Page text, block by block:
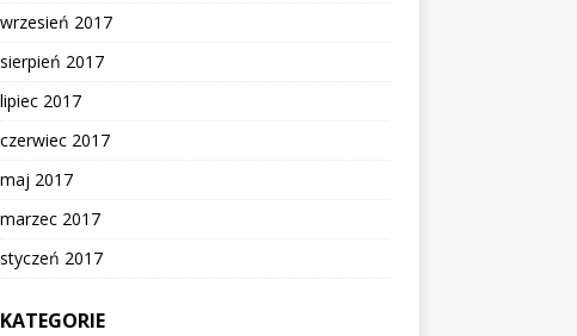
wrzesień 2017
sierpień 2017
lipiec 2017
czerwiec 2017
maj 2017
marzec 2017
styczeń 2017
KATEGORIE